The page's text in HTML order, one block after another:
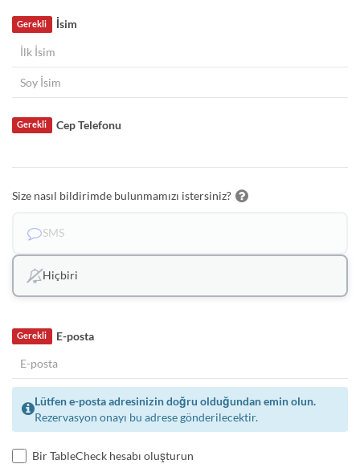
İsim
Gerekli
Cep Telefonu
Gerekli
Size nasıl bildirimde bulunmamızı istersiniz?
SMS
Hiçbiri
E-posta
Gerekli
Lütfen e-posta adresinizin doğru olduğundan emin olun.
Rezervasyon onayı bu adrese gönderilecektir.
Bir TableCheck hesabı oluşturun